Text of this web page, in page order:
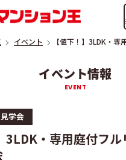
イベント 【値下！】3LDK・
イベント情報
見学会
3LDK・専用庭付フ